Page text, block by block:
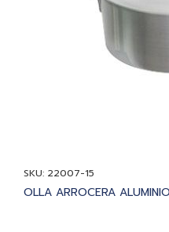
SKU: 22007-15
OLLA ARROCERA